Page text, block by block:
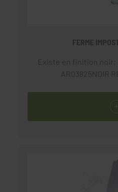
FERME
Existe en finition noir;
AR03825NOIR